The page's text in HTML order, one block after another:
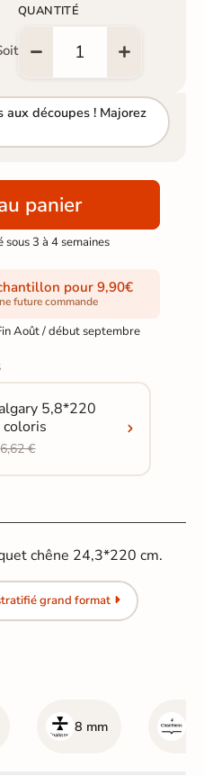
QUANTITÉ
aux découpes ! Majorez
panier
3 à 4 semaines
pour 9,90€
future commande
Août / début septembre
5,8*220
coloris
6,62 €
chêne 24,3*220 cm.
grand format
8 mm